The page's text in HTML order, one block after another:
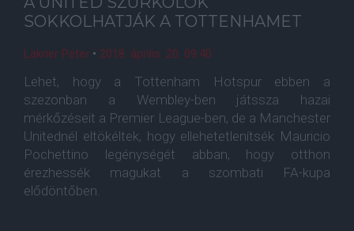
SOKKOLHATJÁK A TOTTENHAMET
Lakner Péter • 2018. április. 20. 09:40
Lehet, hogy a Tottenham Hotspur ebben a
szezonban a Wembley-ben játssza hazai
mérkőzéseit a Premier League-ben, de a Manchester
Unitednél eltökéltek, hogy ellehetetlenítsék Mauricio
Pochettino legénységét abban, hogy otthon
érezhessék magukat a szombati FA-kupa
elődöntőben.